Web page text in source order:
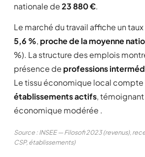
nationale de23 880 €.
Le marché du travail affiche un
5,6 %, proche de la moyenne
%). La structure des emplois
présence de professions
Le tissu économique local compte
établissements actifs,
économique modérée .
Source : INSEE — Filosofi 2023 (revenus),
CSP, établissements)